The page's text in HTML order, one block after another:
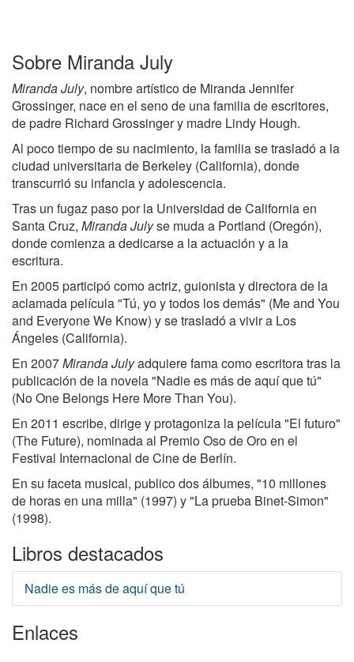
Sobre Miranda July
Miranda July, nombre artístico de Miranda Jennifer
Grossinger, nace en el seno de una familia de escritores,
de padre Richard Grossinger y madre Lindy Hough.
Al poco tiempo de su nacimiento, la familia se trasladó a la
ciudad universitaria de Berkeley (California), donde
transcurrió su infancia y adolescencia.
Tras un fugaz paso por la Universidad de California en
Santa Cruz, Miranda Julyse muda a Portland (Oregón),
donde comienza a dedicarse a la actuación y a la
escritura.
En 2005 participó como actriz, guionista y directora de la
aclamada película "Tú, yo y todos los demás" (Me and You
and Everyone We Know) y se trasladó a vivir a Los
Ángeles (California).
En 2007Miranda Julyadquiere fama como escritora tras la
publicación de la novela "Nadie es más de aquí que tú"
(No One Belongs Here More Than You).
En 2011 escribe, dirige y protagoniza la película "El futuro"
(The Future), nominada al Premio Oso de Oro en el
Festival Internacional de Cine de Berlín.
En su faceta musical, publico dos álbumes, "10 millones
de horas en una milla" (1997) y "La prueba Binet-Simon"
(1998).
Libros destacados
Nadie es más de aquí que tú
Enlaces